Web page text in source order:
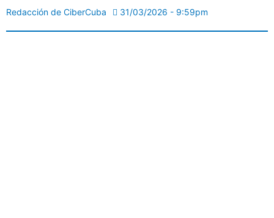
Redacción de CiberCuba 31/03/2026 - 9:59pm